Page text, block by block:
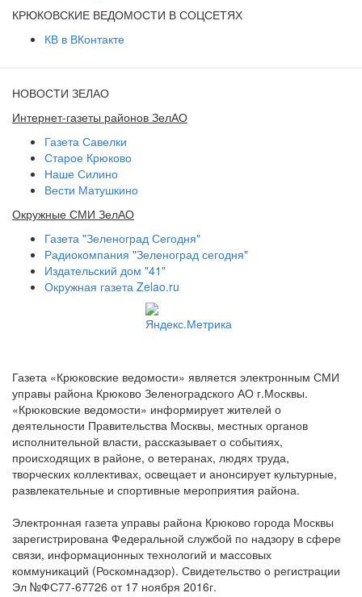
КРЮКОВСКИЕ ВЕДОМОСТИ В СОЦСЕТЯХ
КВ в ВКонтакте
НОВОСТИ ЗЕЛАО
Интернет-газеты районов ЗелАО
Газета Савелки
Старое Крюково
Наше Силино
Вести Матушкино
Окружные СМИ ЗелАО
Газета "Зеленоград Сегодня"
Радиокомпания "Зеленоград сегодня"
Издательский дом "41"
Окружная газета Zelao.ru
Газета «Крюковские ведомости» является электронным СМИ
управы района Крюково Зеленоградского АО г.Москвы.
«Крюковские ведомости» информирует жителей о
деятельности Правительства Москвы, местных органов
исполнительной власти, рассказывает о событиях,
происходящих в районе, о ветеранах, людях труда,
творческих коллективах, освещает и анонсирует культурные,
развлекательные и спортивные мероприятия района.
Электронная газета управы района Крюково города Москвы
зарегистрирована Федеральной службой по надзору в сфере
связи, информационных технологий и массовых
коммуникаций (Роскомнадзор). Свидетельство о регистрации
Эл №ФС77-67726 от 17 ноября 2016г.